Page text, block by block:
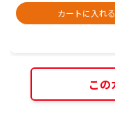
カートに入れる
この